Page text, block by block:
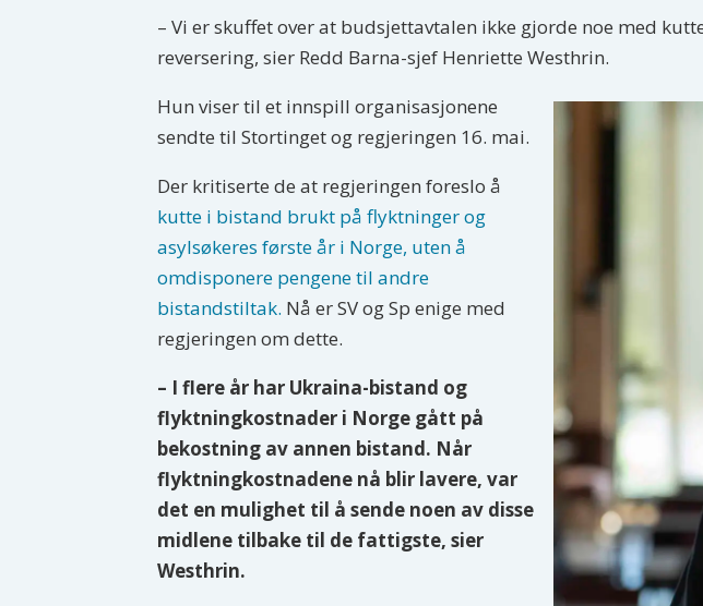
– Vi er skuffet over at budsjettavtalen ikke gjorde noe med
reversering, sier Redd Barna-sjef Henriette Westhrin.
Hun viser til et innspill organisasjonene
sendte til Stortinget og regjeringen 16. mai.
Der kritiserte de at regjeringen foreslo å
kutte i bistand brukt på flyktninger og
asylsøkeres første år i Norge, uten å
omdisponere pengene til andre
bistandstiltak. Nå er SV og Sp enige med
regjeringen om dette.
– I flere år har Ukraina-bistand og
flyktningkostnader i Norge gått på
bekostning av annen bistand. Når
flyktningkostnadene nå blir lavere, var
det en mulighet til å sende noen av disse
midlene tilbake til de fattigste, sier
Westhrin.